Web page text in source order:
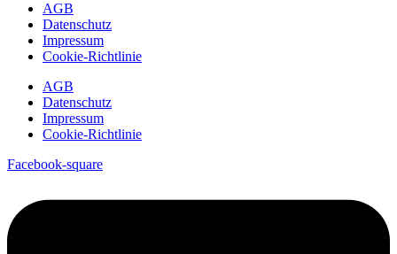
AGB
Datenschutz
Impressum
Cookie-Richtlinie
AGB
Datenschutz
Impressum
Cookie-Richtlinie
Facebook-square